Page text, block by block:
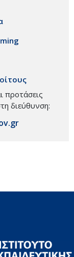
προτάσεις
διεύθυνση: